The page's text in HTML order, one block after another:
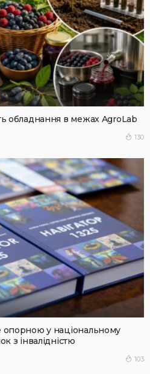
обладнання в межах AgroLab
130
у національному
з інвалідністю
103